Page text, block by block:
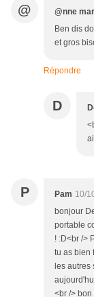
@ @nne
Ben dis
et gros
Répondre
D
P Pam 10/
bonjour
portable
! :D<br />
tu as bien
les autres
<br />